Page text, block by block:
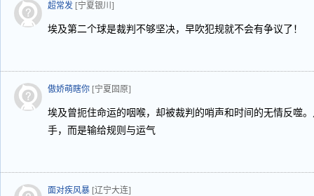
超常发 [宁夏银川]
埃及第二个球是裁判不够坚决，早吹犯规就不会有争议了！
傲娇萌瞎你 [宁夏固原]
埃及曾扼住命运的咽喉，却被裁判的哨声和时间的无情反噬
手，而是输给规则与运气
面对疾风暴 [辽宁大连]